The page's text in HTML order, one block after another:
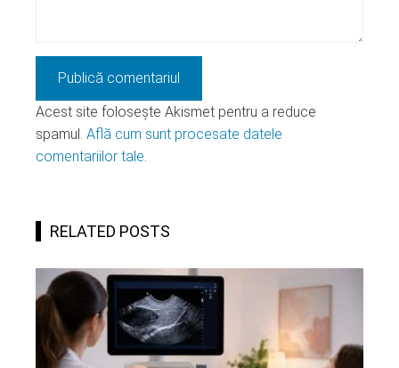
Acest site folosește Akismet pentru a reduce
spamul. Află cum sunt procesate datele
comentariilor tale.
RELATED POSTS